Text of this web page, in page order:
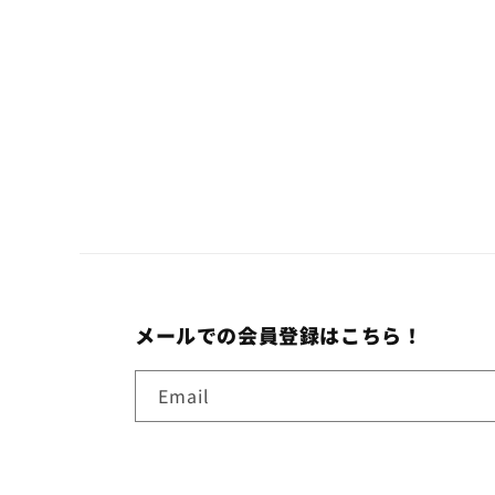
メールでの会員登録はこちら！
Email